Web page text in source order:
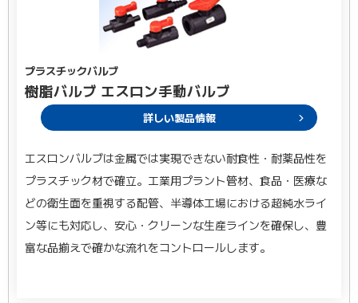
プラスチックバルブ
樹脂バルブ エスロン手動バルブ
詳しい製品情報
エスロンバルブは金属では実現できない耐食性・耐薬品性を
プラスチック材で確立。工業用プラント管材、食品・医療な
どの衛生面を重視する配管、半導体工場における超純水ライ
ン等にも対応し、安心・クリーンな生産ラインを確保し、豊
富な品揃えで確かな流れをコントロールします。